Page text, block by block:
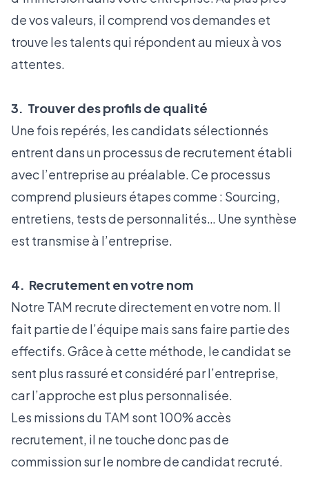
de vos valeurs, il comprend vos demandes et
trouve les talents qui répondent au mieux à vos
attentes.
3. Trouver des profils de qualité
Une fois repérés, les candidats sélectionnés
entrent dans un processus de recrutement établi
avec l’entreprise au préalable. Ce processus
comprend plusieurs étapes comme : Sourcing,
entretiens, tests de personnalités… Une synthèse
est transmise à l’entreprise.
4. Recrutement en votre nom
Notre TAM recrute directement en votre nom. Il
fait partie de l’équipe mais sans faire partie des
effectifs. Grâce à cette méthode, le candidat se
sent plus rassuré et considéré par l’entreprise,
car l’approche est plus personnalisée.
Les missions du TAM sont 100% accès
recrutement, il ne touche donc pas de
commission sur le nombre de candidat recruté.